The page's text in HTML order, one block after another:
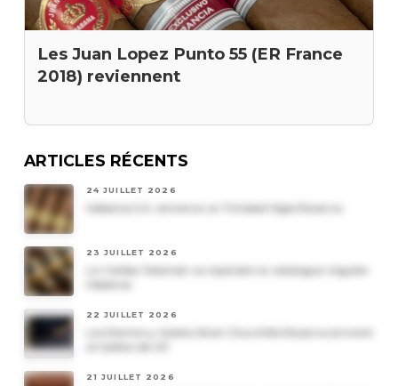
Les Juan Lopez Punto 55 (ER France
2018) reviennent
ARTICLES RÉCENTS
24 JUILLET 2026
Habanos S.A. annonce un Trinidad Vigia Reserva
23 JUILLET 2026
Le Cohiba Talismán va rejoindre le catalogue régulier
Habanos
22 JUILLET 2026
Les Romeo y Julieta Short Churchills Reserva arrivent
21 JUILLET 2026